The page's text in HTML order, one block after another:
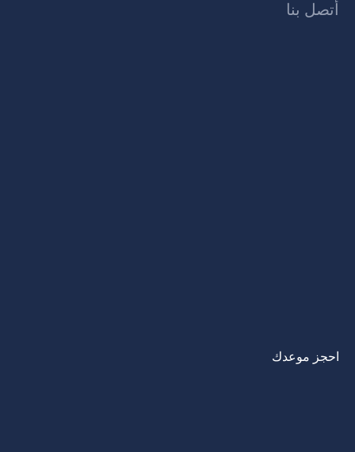
أتصل بنا
احجز موعدك